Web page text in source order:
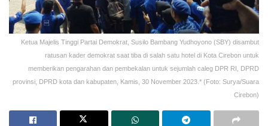
Ketua Majelis Tinggi Partai Demokrat, Susilo Bambang Yudhoyono (SBY) disambut
ratusan kader demokrat saat tiba di salah satu hotel di Kota Cirebon untuk
memberikan pengarahan dan pembekalan untuk sejumlah caleg DPR RI, DPRD
provinsi, DPRD kota dan kabupaten, Kamis, 30 November 2023.* (Foto: Surya/Suara
Cirebon)